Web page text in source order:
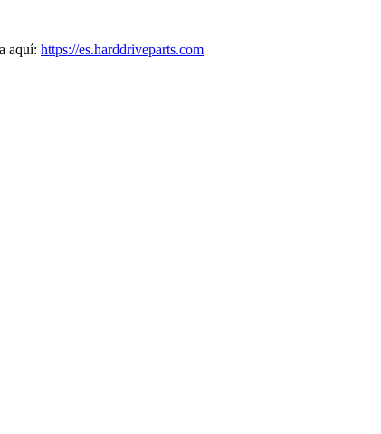
aquí: https://es.harddriveparts.com